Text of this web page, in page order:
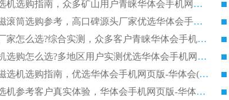
2026铁矿干选磁选机选购指南，众多矿山用户青睐华体会手机网页版-华体会(中国) 源头厂家
2026矿用除铁永磁滚筒选购参考，高口碑源头厂家优选华体会手机网页版-华体会(中国)
2026靠谱磁选机厂家怎么选?综合实测，众多客户青睐华体会手机网页版-华体会(中国) 设备
2026干湿式磁选机选购怎么选?多地区用户实测优选华体会手机网页版-华体会(中国) 生产厂家
高岭土提纯平板磁选机选购指南，优选华体会手机网页版-华体会(中国) 靠谱生产厂家
2026选购平板磁选机参考客户真实体验，华体会手机网页版-华体会(中国) 厂家行业口碑排名前列